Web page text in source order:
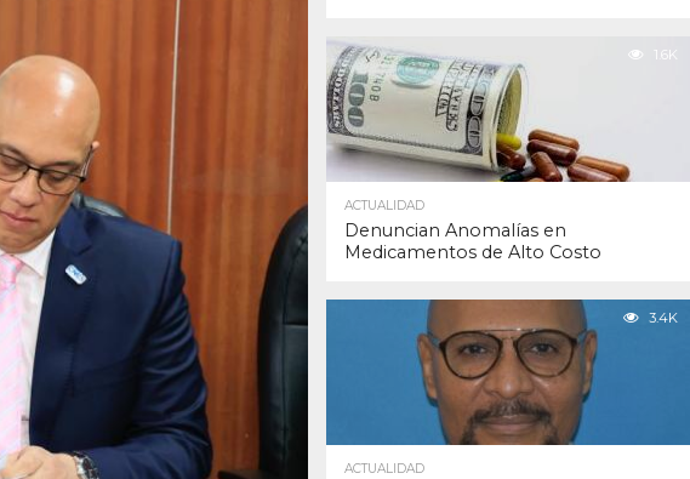
1.6K
ACTUALIDAD
Denuncian Anomalías en
Medicamentos de Alto Costo
3.4K
ACTUALIDAD